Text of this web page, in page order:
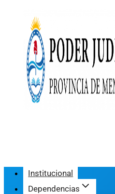
Institucional
Dependencias